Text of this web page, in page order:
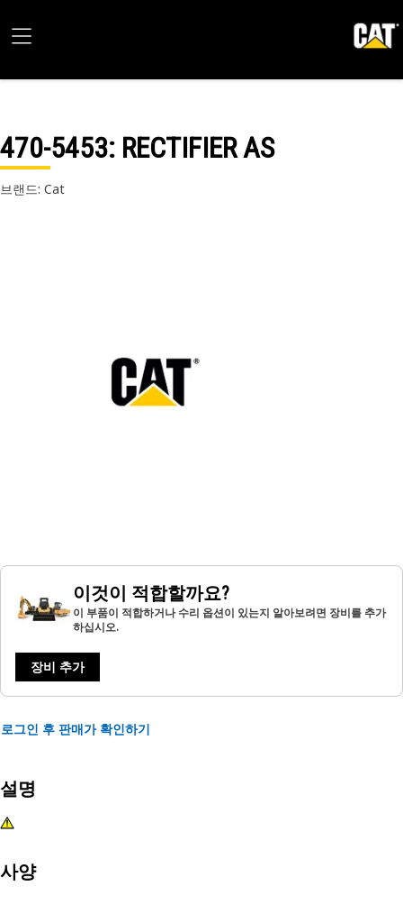
470-5453: RECTIFIER AS
브랜드: Cat
이것이 적합할까요?
이 부품이 적합하거나 수리 옵션이 있는지 알아보려면 장비를 추가
하십시오.
장비 추가
로그인 후 판매가 확인하기
설명
사양